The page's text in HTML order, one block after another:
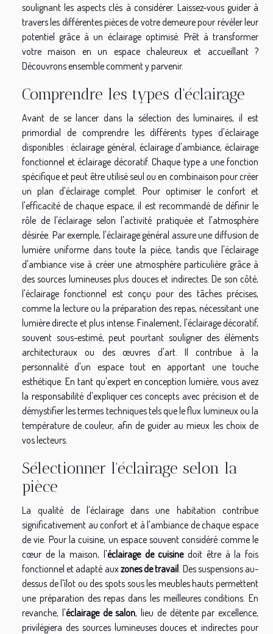
soulignant les aspects clés à considérer. Laissez-vous guider à
travers les différentes pièces de votre demeure pour révéler leur
potentiel grâce à un éclairage optimisé. Prêt à transformer
votre maison en un espace chaleureux et accueillant ?
Découvrons ensemble comment y parvenir.
Comprendre les types d'éclairage
Avant de se lancer dans la sélection des luminaires, il est
primordial de comprendre les différents types d'éclairage
disponibles : éclairage général, éclairage d'ambiance, éclairage
fonctionnel et éclairage décoratif. Chaque type a une fonction
spécifique et peut être utilisé seul ou en combinaison pour créer
un plan d'éclairage complet. Pour optimiser le confort et
l'efficacité de chaque espace, il est recommandé de définir le
rôle de l'éclairage selon l'activité pratiquée et l'atmosphère
désirée. Par exemple, l'éclairage général assure une diffusion de
lumière uniforme dans toute la pièce, tandis que l'éclairage
d'ambiance vise à créer une atmosphère particulière grâce à
des sources lumineuses plus douces et indirectes. De son côté,
l'éclairage fonctionnel est conçu pour des tâches précises,
comme la lecture ou la préparation des repas, nécessitant une
lumière directe et plus intense. Finalement, l'éclairage décoratif,
souvent sous-estimé, peut pourtant souligner des éléments
architecturaux ou des œuvres d'art. Il contribue à la
personnalité d'un espace tout en apportant une touche
esthétique. En tant qu'expert en conception lumière, vous avez
la responsabilité d'expliquer ces concepts avec précision et de
démystifier les termes techniques tels que le flux lumineux ou la
température de couleur, afin de guider au mieux les choix de
vos lecteurs.
Sélectionner l'éclairage selon la
pièce
La qualité de l'éclairage dans une habitation contribue
significativement au confort et à l'ambiance de chaque espace
de vie. Pour la cuisine, un espace souvent considéré comme le
cœur de la maison, l'éclairage de cuisinedoit être à la fois
fonctionnel et adapté aux zones de travail . Des suspensions au-
dessus de l'îlot ou des spots sous les meubles hauts permettent
une préparation des repas dans les meilleures conditions. En
revanche, l'éclairage de salon, lieu de détente par excellence,
privilégiera des sources lumineuses douces et indirectes pour